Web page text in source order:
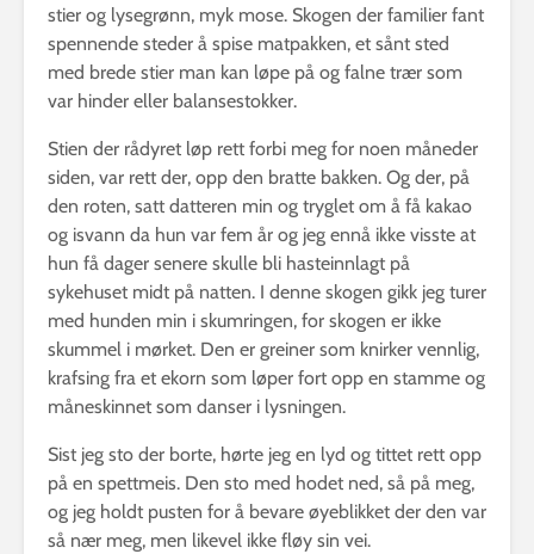
stier og lysegrønn, myk mose. Skogen der familier fant
spennende steder å spise matpakken, et sånt sted
med brede stier man kan løpe på og falne trær som
var hinder eller balansestokker.
Stien der rådyret løp rett forbi meg for noen måneder
siden, var rett der, opp den bratte bakken. Og der, på
den roten, satt datteren min og tryglet om å få kakao
og isvann da hun var fem år og jeg ennå ikke visste at
hun få dager senere skulle bli hasteinnlagt på
sykehuset midt på natten. I denne skogen gikk jeg turer
med hunden min i skumringen, for skogen er ikke
skummel i mørket. Den er greiner som knirker vennlig,
krafsing fra et ekorn som løper fort opp en stamme og
måneskinnet som danser i lysningen.
Sist jeg sto der borte, hørte jeg en lyd og tittet rett opp
på en spettmeis. Den sto med hodet ned, så på meg,
og jeg holdt pusten for å bevare øyeblikket der den var
så nær meg, men likevel ikke fløy sin vei.